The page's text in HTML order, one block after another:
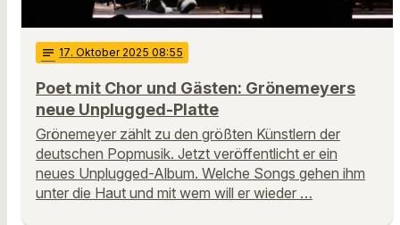
notes 17. Oktober 2025 08:55
Poet mit Chor und Gästen: Grönemeyers
neue Unplugged-Platte
Grönemeyer zählt zu den größten Künstlern der
deutschen Popmusik. Jetzt veröffentlicht er ein
neues Unplugged-Album. Welche Songs gehen ihm
unter die Haut und mit wem will er wieder …